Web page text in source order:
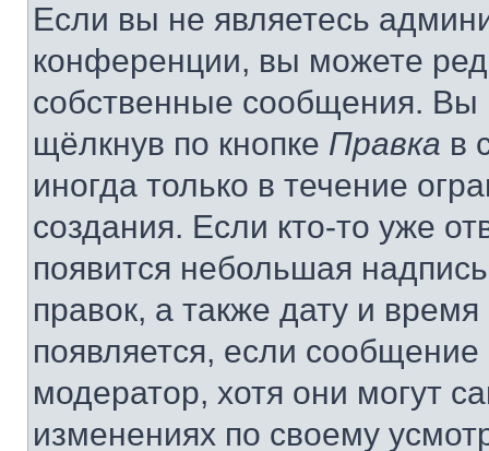
Если вы не являетесь
конференции, вы можете
собственные сообщения. Вы
щёлкнув по кнопке Правка в
иногда только в течение
создания. Если кто-то уже
появится небольшая
правок, а также дату и
появляется, если
модератор, хотя они могут
изменениях по своему